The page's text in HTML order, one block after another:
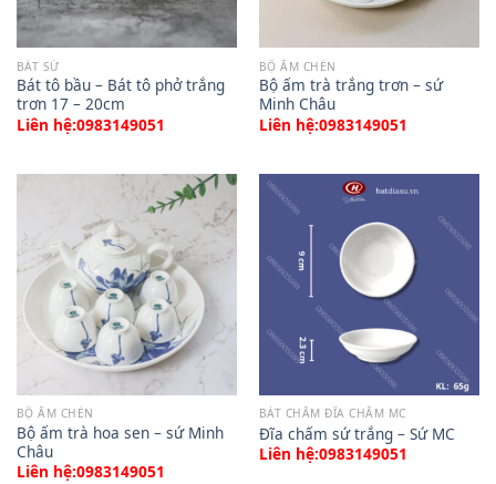
BÁT SỨ
Bát tô bầu – Bát tô phở trắng
trơn 17 – 20cm
Liên hệ:0983149051
BỘ ẤM CHÉN
Bộ ấm trà trắng trơn – sứ
Minh Châu
Liên hệ:0983149051
BỘ ẤM CHÉN
Bộ ấm trà hoa sen – sứ Minh
Châu
Liên hệ:0983149051
BÁT CHẤM ĐĨA CHẤM MC
Đĩa chấm sứ trắng – Sứ MC
Liên hệ:0983149051